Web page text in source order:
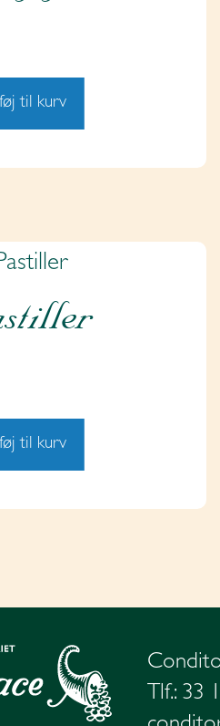
til kurv
til kurv
Tlf.: 33